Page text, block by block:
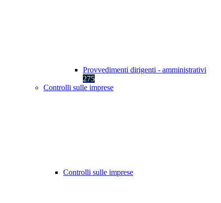
Provvedimenti dirigenti - amministrativi
275
Controlli sulle imprese
Controlli sulle imprese